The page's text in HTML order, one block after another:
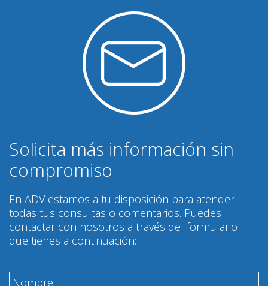
Solicita más información sin
compromiso
En ADV estamos a tu disposición para atender
todas tus consultas o comentarios. Puedes
contactar con nosotros a través del formulario
que tienes a continuación: